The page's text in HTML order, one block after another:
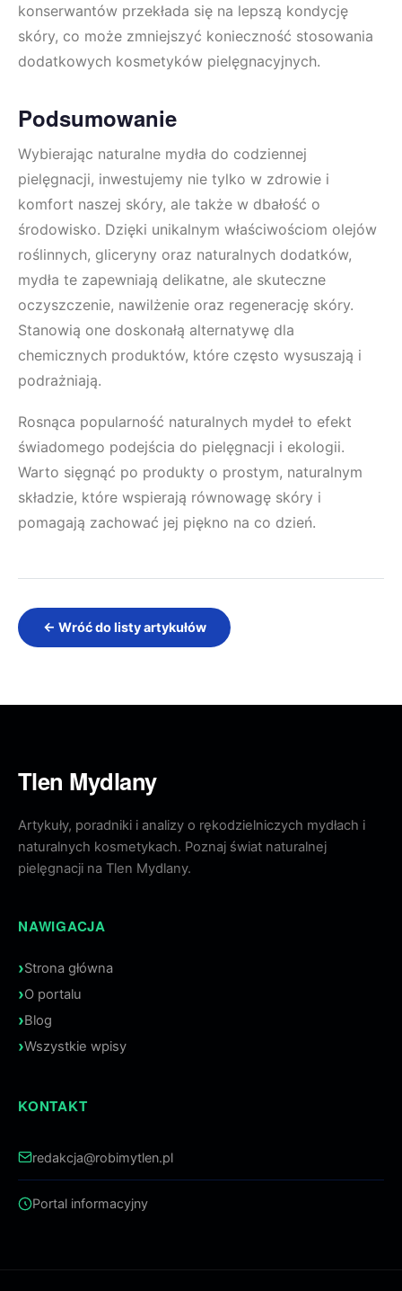
konserwantów przekłada się na lepszą kondycję
skóry, co może zmniejszyć konieczność stosowania
dodatkowych kosmetyków pielęgnacyjnych.
Podsumowanie
Wybierając naturalne mydła do codziennej
pielęgnacji, inwestujemy nie tylko w zdrowie i
komfort naszej skóry, ale także w dbałość o
środowisko. Dzięki unikalnym właściwościom olejów
roślinnych, gliceryny oraz naturalnych dodatków,
mydła te zapewniają delikatne, ale skuteczne
oczyszczenie, nawilżenie oraz regenerację skóry.
Stanowią one doskonałą alternatywę dla
chemicznych produktów, które często wysuszają i
podrażniają.
Rosnąca popularność naturalnych mydeł to efekt
świadomego podejścia do pielęgnacji i ekologii.
Warto sięgnąć po produkty o prostym, naturalnym
składzie, które wspierają równowagę skóry i
pomagają zachować jej piękno na co dzień.
← Wróć do listy artykułów
Tlen Mydlany
Artykuły, poradniki i analizy o rękodzielniczych mydłach i
naturalnych kosmetykach. Poznaj świat naturalnej
pielęgnacji na Tlen Mydlany.
NAWIGACJA
Strona główna
O portalu
Blog
Wszystkie wpisy
KONTAKT
redakcja@robimytlen.pl
Portal informacyjny